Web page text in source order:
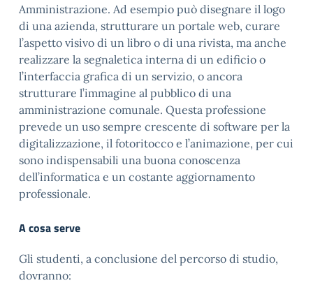
Amministrazione. Ad esempio può disegnare il logo
di una azienda, strutturare un portale web, curare
l’aspetto visivo di un libro o di una rivista, ma anche
realizzare la segnaletica interna di un edificio o
l’interfaccia grafica di un servizio, o ancora
strutturare l’immagine al pubblico di una
amministrazione comunale. Questa professione
prevede un uso sempre crescente di software per la
digitalizzazione, il fotoritocco e l’animazione, per cui
sono indispensabili una buona conoscenza
dell’informatica e un costante aggiornamento
professionale.
A cosa serve
Gli studenti, a conclusione del percorso di studio,
dovranno: